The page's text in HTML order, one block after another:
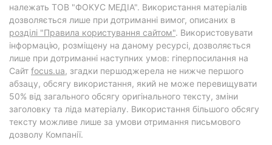
належать ТОВ "ФОКУС МЕДІА". Використання матеріалів
дозволяється лише при дотриманні вимог, описаних в
розділі "Правила користування сайтом". Використовувати
інформацію, розміщену на даному ресурсі, дозволяється
лише при дотриманні наступних умов: гіперпосилання на
Cайт focus.ua, згадки першоджерела не нижче першого
абзацу, обсягу використання, який не може перевищувати
50% від загального обсягу оригінального тексту, зміни
заголовку та ліда матеріалу. Використання більшого обсягу
тексту можливе лише за умови отримання письмового
дозволу Компанії.